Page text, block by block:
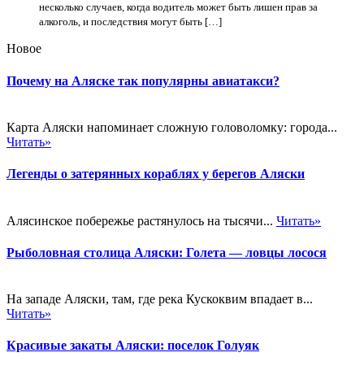
несколько случаев, когда водитель может быть лишен прав за
алкоголь, и последствия могут быть […]
Новое
Почему на Аляске так популярны авиатакси?
Карта Аляски напоминает сложную головоломку: города...
Читать»
Легенды о затерянных кораблях у берегов Аляски
Алясинское побережье растянулось на тысячи... Читать»
Рыболовная столица Аляски: Голета — ловцы лосося
На западе Аляски, там, где река Кускоквим впадает в...
Читать»
Красивые закаты Аляски: поселок Голуяк